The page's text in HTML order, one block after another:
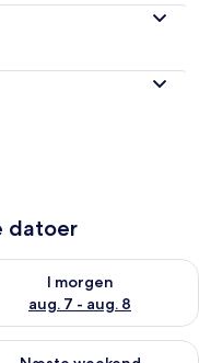
datoer
aug. 7
I morgen
aug. 7 - aug. 8
for i
aug. 7 - aug. 9for næste